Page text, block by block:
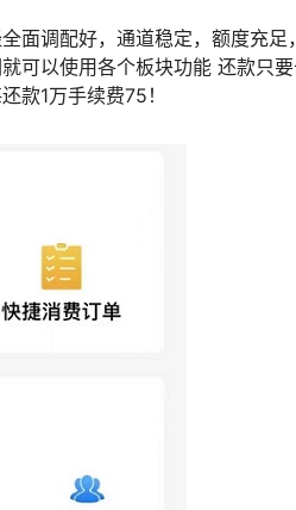
面调配好，通道稳定，额度充
可以使用各个板块功能 还款只
款1万手续费75！